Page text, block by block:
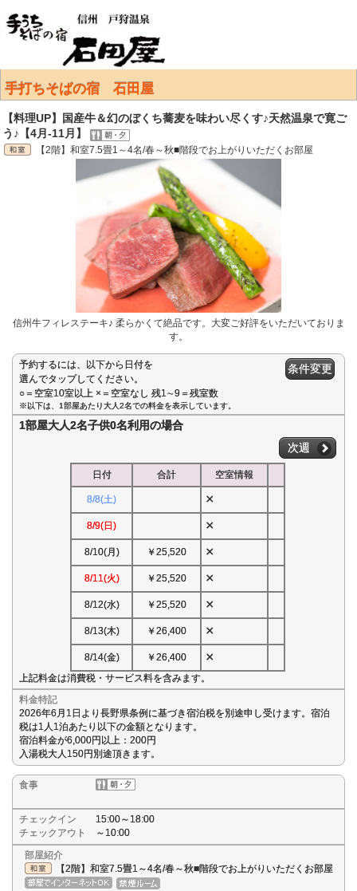
手打ちそばの宿 石田屋
【料理UP】国産牛＆幻のぼくち蕎麦を味わい尽くす♪天然温泉で寛ご
う♪【4月-11月】
【2階】和室7.5畳1～4名/春～秋■階段でお上がりいただくお部屋
信州牛フィレステーキ♪ 柔らかくて絶品です。大変ご好評をいただいておりま
す。
予約するには、以下から日付を
選んでタップしてください。
○＝空室10室以上 ×＝空室なし 残1∼9＝残室数
条件変更
※以下は、1部屋あたり大人2名での料金を表示しています。
1部屋大人2名子供0名利用の場合
次週
日付 合計 空室情報
8/8(土) ×
8/9(日) ×
8/10(月) ￥25,520 ×
8/11(火) ￥25,520 ×
8/12(水) ￥25,520 ×
8/13(木) ￥26,400 ×
8/14(金) ￥26,400 ×
上記料金は消費税・サービス料を含みます。
料金特記
2026年6月1日より長野県条例に基づき宿泊税を別途申し受けます。宿泊
税は1人1泊あたり以下の金額となります。
宿泊料金が6,000円以上：200円
入湯税大人150円別途頂きます。
食事
チェックイン
15:00～18:00
チェックアウト
～10:00
部屋紹介
【2階】和室7.5畳1～4名/春～秋■階段でお上がりいただくお部屋